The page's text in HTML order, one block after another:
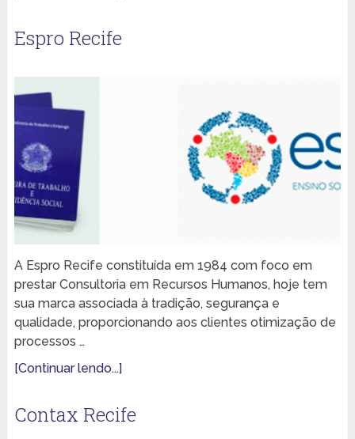
Espro Recife
A Espro Recife constituída em 1984 com foco em
prestar Consultoria em Recursos Humanos, hoje tem
sua marca associada à tradição, segurança e
qualidade, proporcionando aos clientes otimização de
processos …
[Continuar lendo...]
Contax Recife